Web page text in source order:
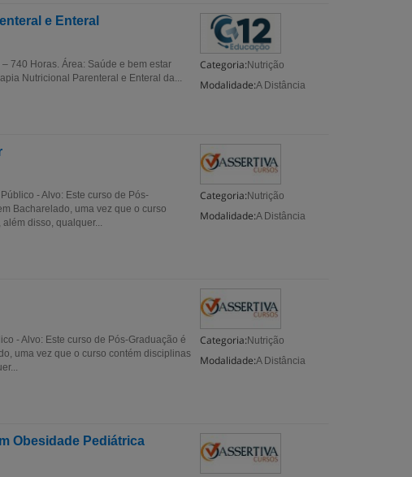
e Enteral
Categoria: Nutrição
Modalidade:A Distância
740 Horas. Área: Saúde e bem estar
Nutricional Parenteral e Enteral da...
Categoria: Nutrição
Modalidade:A Distância
- Alvo: Este curso de Pós-
Bacharelado, uma vez que o curso
disso, qualquer...
Categoria: Nutrição
Modalidade:A Distância
- Alvo: Este curso de Pós-Graduação é
uma vez que o curso contém disciplinas
Obesidade Pediátrica